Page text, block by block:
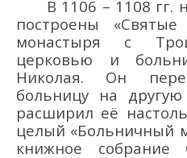
В 1106 – 1108 гг. н
построены «С
монастыря с
церковью и
Николая. Он
больницу на
расширил её
целый «Больничный
книжное собрание